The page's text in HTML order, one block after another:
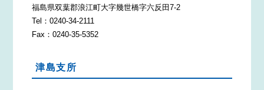
福島県双葉郡浪江町大字幾世橋字六反田7-2
Tel：0240-34-2111
Fax：0240-35-5352
津島支所